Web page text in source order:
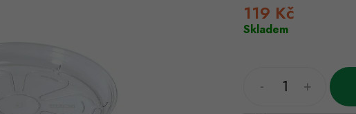
119 Kč
Skladem